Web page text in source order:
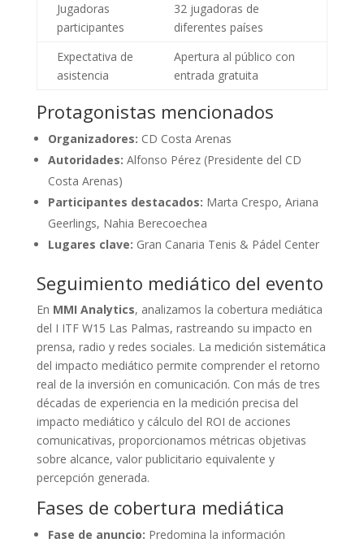
Jugadoras
participantes
32 jugadoras de
diferentes países
Expectativa de
asistencia
Apertura al público con
entrada gratuita
Protagonistas mencionados
Organizadores: CD Costa Arenas
Autoridades: Alfonso Pérez (Presidente del CD
Costa Arenas)
Participantes destacados: Marta Crespo, Ariana
Geerlings, Nahia Berecoechea
Lugares clave: Gran Canaria Tenis & Pádel Center
Seguimiento mediático del evento
En MMI Analytics, analizamos la cobertura mediática
del I ITF W15 Las Palmas, rastreando su impacto en
prensa, radio y redes sociales. La medición sistemática
del impacto mediático permite comprender el retorno
real de la inversión en comunicación. Con más de tres
décadas de experiencia en la medición precisa del
impacto mediático y cálculo del ROI de acciones
comunicativas, proporcionamos métricas objetivas
sobre alcance, valor publicitario equivalente y
percepción generada.
Fases de cobertura mediática
Fase de anuncio: Predomina la información